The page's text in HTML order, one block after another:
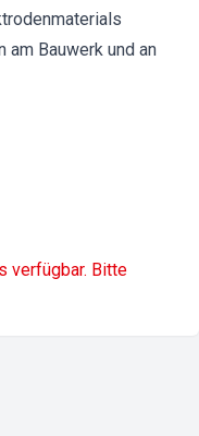
am Bauwerk und an
verfügbar. Bitte